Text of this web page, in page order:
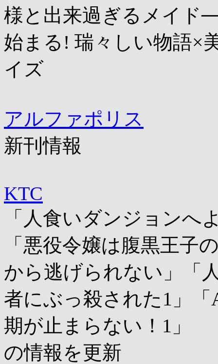
様と出来過ぎるメイド
始まる! 瑞々しい物語×
イズ
アルファポリス
新刊情報
KTC
「人食いダンジョンへ
「悪役令嬢は腹黒王子
から逃げられない」「
者にぶっ殺された1」
期が止まらない！1」
の情報を更新